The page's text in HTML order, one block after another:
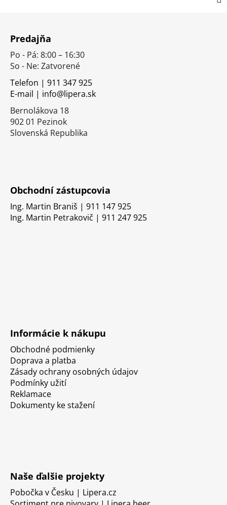
Predajňa
Po - Pá: 8:00 – 16:30
So - Ne: Zatvorené
Telefon | 911 347 925
E-mail | info@lipera.sk
Bernolákova 18
902 01 Pezinok
Slovenská Republika
Obchodní zástupcovia
Ing. Martin Braniš | 911 147 925
Ing. Martin Petrakovič | 911 247 925
Informácie k nákupu
Obchodné podmienky
Doprava a platba
Zásady ochrany osobných údajov
Podmínky užití
Reklamace
Dokumenty ke stažení
Naše ďalšie projekty
Pobočka v Česku | Lipera.cz